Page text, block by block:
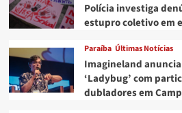
Polícia investiga
estupro coletivo em
Paraíba Últimas Notícias
Imagineland
‘Ladybug’ com
dubladores em